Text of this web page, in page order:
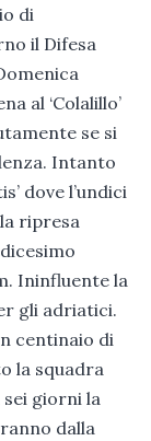
di
il Difesa
al ‘Colalillo’
se si
Intanto
dove l’undici
ripresa
Ininfluente la
gli adriatici.
centinaio di
la squadra
giorni la
dalla